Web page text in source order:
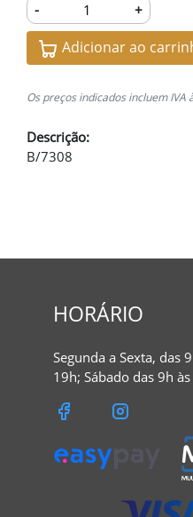
- +
Adicionar ao
Os preços indicados incluem IVA
Descrição:
B/7308
HORÁRIO
Segunda a Sexta, das
19h; Sábado das 9h